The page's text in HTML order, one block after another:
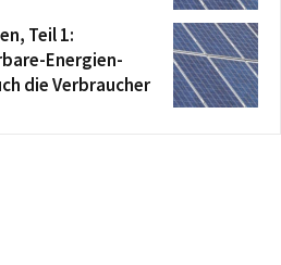
Teil 1:
Energien-
die Verbraucher